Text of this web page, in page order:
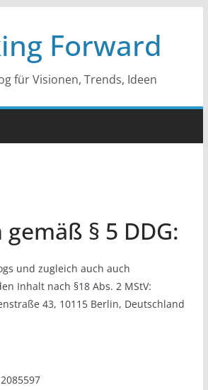
Forward
für Visionen, Trends, Ideen
§ 5 DDG:
und zugleich auch auch
Inhalt nach §18 Abs. 2 MStV:
43, 10115 Berlin, Deutschland